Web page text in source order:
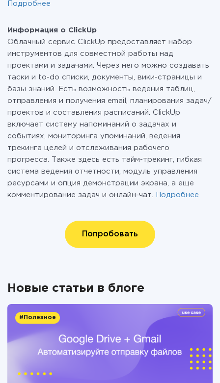
Подробнее
Информация о ClickUp
Облачный сервис ClickUp предоставляет набор
инструментов для совместной работы над
проектами и задачами. Через него можно создавать
таски и to-do списки, документы, вики-страницы и
базы знаний. Есть возможность ведения таблиц,
отправления и получения email, планирования задач/
проектов и составления расписаний. ClickUp
включает систему напоминаний о задачах и
событиях, мониторинга упоминаний, ведения
трекинга целей и отслеживания рабочего
прогресса. Также здесь есть тайм-трекинг, гибкая
система ведения отчетности, модуль управления
ресурсами и опция демонстрации экрана, а еще
комментирование задач и онлайн-чат.
Подробнее
Попробовать
Новые статьи в блоге
#Полезное